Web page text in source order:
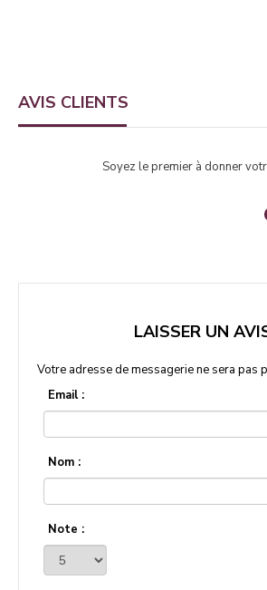
AVIS CLIENTS
Soyez le premier à donner
LAISSER UN
Votre adresse de messagerie ne sera pas
Email :
Nom :
Note :